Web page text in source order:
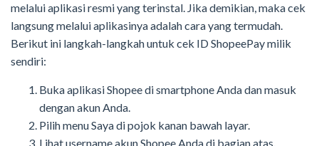
melalui aplikasi resmi yang terinstal. Jika demikian, maka cek
langsung melalui aplikasinya adalah cara yang termudah.
Berikut ini langkah-langkah untuk cek ID ShopeePay milik
sendiri:
Buka aplikasi Shopee di smartphone Anda dan masuk
dengan akun Anda.
Pilih menu Saya di pojok kanan bawah layar.
Lihat username akun Shopee Anda di bagian atas.